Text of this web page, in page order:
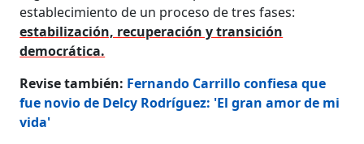
establecimiento de un proceso de tres fases:
estabilización, recuperación y transición
democrática.
Revise también: Fernando Carrillo confiesa que
fue novio de Delcy Rodríguez: 'El gran amor de mi
vida'